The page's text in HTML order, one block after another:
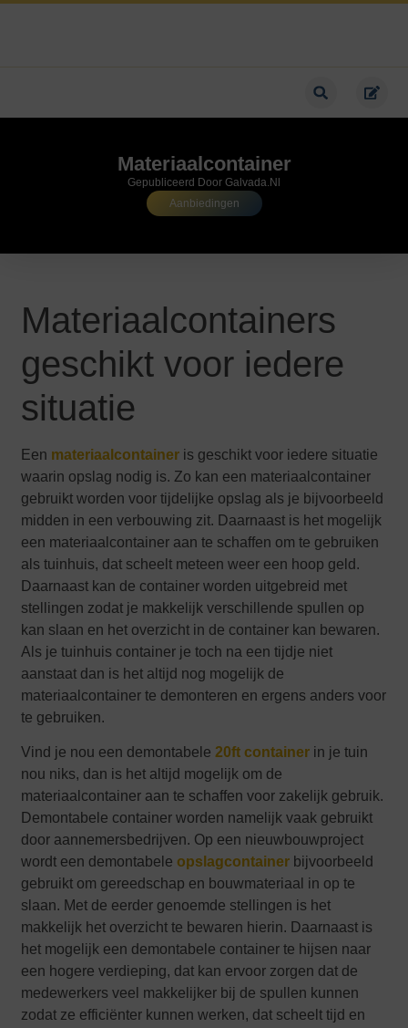
Materiaalcontainer
Aanbiedingen
Gepubliceerd Door Galvada.nl
Materiaalcontainers
geschikt voor iedere
situatie
Een materiaalcontainer is geschikt voor iedere situatie
waarin opslag nodig is. Zo kan een materiaalcontainer
gebruikt worden voor tijdelijke opslag als je bijvoorbeeld
midden in een verbouwing zit. Daarnaast is het mogelijk
een materiaalcontainer aan te schaffen om te gebruiken
als tuinhuis, dat scheelt meteen weer een hoop geld.
Daarnaast kan de container worden uitgebreid met
stellingen zodat je makkelijk verschillende spullen op
kan slaan en het overzicht in de container kan bewaren.
Als je tuinhuis container je toch na een tijdje niet
aanstaat dan is het altijd nog mogelijk de
materiaalcontainer te demonteren en ergens anders voor
te gebruiken.
Vind je nou een demontabele20ft container in je tuin
nou niks, dan is het altijd mogelijk om de
materiaalcontainer aan te schaffen voor zakelijk gebruik.
Demontabele container worden namelijk vaak gebruikt
door aannemersbedrijven. Op een nieuwbouwproject
wordt een demontabeleopslagcontainer bijvoorbeeld
gebruikt om gereedschap en bouwmateriaal in op te
slaan. Met de eerder genoemde stellingen is het
makkelijk het overzicht te bewaren hierin. Daarnaast is
het mogelijk een demontabele container te hijsen naar
een hogere verdieping, dat kan ervoor zorgen dat de
medewerkers veel makkelijker bij de spullen kunnen
zodat ze efficiënter kunnen werken, dat scheelt tijd en